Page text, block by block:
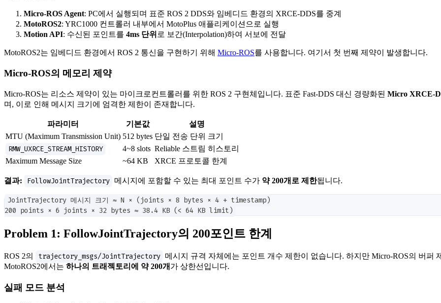
Micro-ROS Agent: PC에서 실행되며 표준 ROS 2 DDS와 임베디드 환경의 XRCE-DDS를 중계
MotoROS2: YRC1000 컨트롤러 내부에서 MotoPlus 애플리케이션으로 실행
Motion API: 수신된 포인트를 4ms 단위 로 보간(Interpolation)하여 서보에 전달
MotoROS2는 임베디드 환경에서 ROS 2 통신을 구현하기 위해 Micro-ROS를 사용합니다. 여기서 첫 번째 제약이 발생합니다.
Micro-ROS의 메모리 제약
Micro-ROS는 리소스 제약이 있는 마이크로컨트롤러를 위한 ROS 2 구현체입니다. 표준 Fast-DDS 대신 경량화된 Micro XRCE-
며, 이로 인해 메시지 크기에 엄격한 제한이 존재합니다.
파라미터 기본값
설명
MTU (Maximum Transmission Unit) 512 bytes 단일 전송 단위 크기
RMW_UXRCE_STREAM_HISTORY 4~8 slots Reliable 스트림 히스토리
Maximum Message Size
~64 KB XRCE 프로토콜 한계
결과: FollowJointTrajectory 메시지에 포함할 수 있는 최대 포인트 수가 약 200개로 제한됩니다.
JointTrajectory 메시지 크기 ≈ N × (joints × 8 bytes × 4 + timestamp)
200 points × 6 joints × 32 bytes ≈ 38.4 KB (< 64 KB limit)
Problem 1: FollowJointTrajectory의 200포인트 한계
ROS 2의 trajectory_msgs/JointTrajectory
메시지 규격 자체에는 포인트 개수 제한이 없습니다. 하지만 Micro-ROS의 버퍼
MotoROS2에서는 하나의 트래젝토리에 약 200개 가 상한선입니다.
실패 모드 분석